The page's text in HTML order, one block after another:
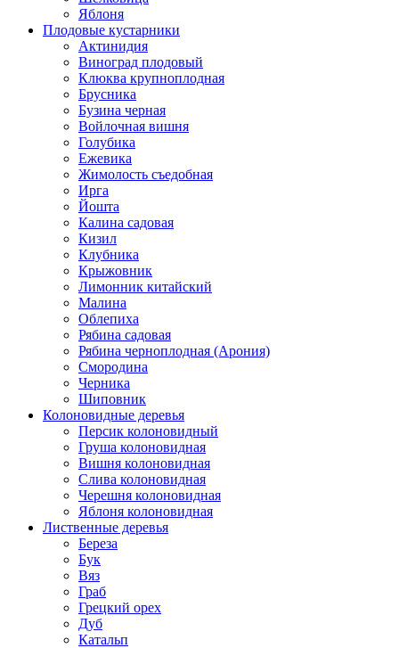
Яблоня
Плодовые кустарники
Актинидия
Виноград плодовый
Клюква крупноплодная
Брусника
Бузина черная
Войлочная вишня
Голубика
Ежевика
Жимолость съедобная
Ирга
Йошта
Калина садовая
Кизил
Клубника
Крыжовник
Лимонник китайский
Малина
Облепиха
Рябина садовая
Рябина черноплодная (Арония)
Смородина
Черника
Шиповник
Колоновидные деревья
Персик колоновидный
Груша колоновидная
Вишня колоновидная
Слива колоновидная
Черешня колоновидная
Яблоня колоновидная
Лиственные деревья
Береза
Бук
Вяз
Граб
Грецкий орех
Дуб
Катальп